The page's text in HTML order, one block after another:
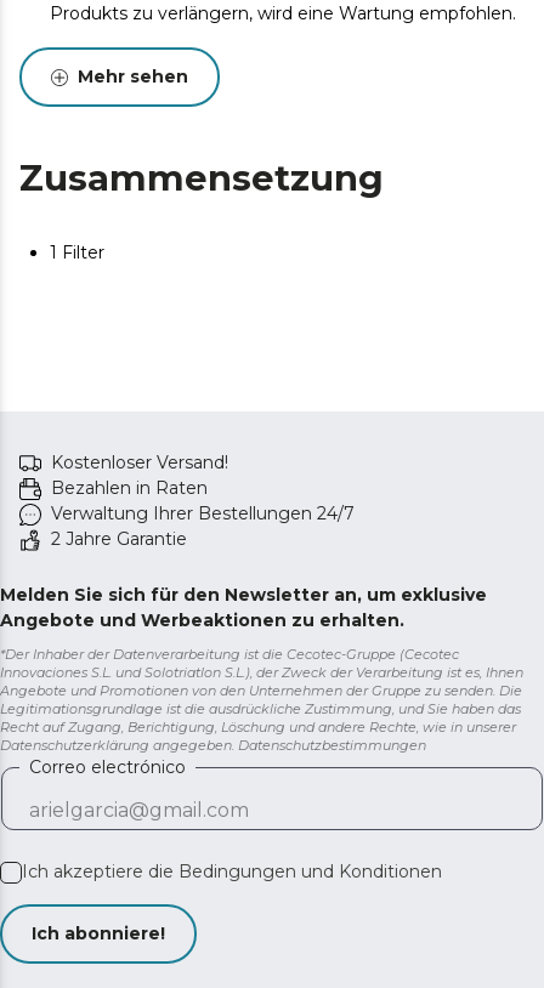
Produkts zu verlängern, wird eine Wartung empfohlen.
Mehr sehen
Zusammensetzung
1 Filter
Kostenloser Versand!
Bezahlen in Raten
Verwaltung Ihrer Bestellungen 24/7
2 Jahre Garantie
Melden Sie sich für den Newsletter an, um exklusive
Angebote und Werbeaktionen zu erhalten.
*Der Inhaber der Datenverarbeitung ist die Cecotec-Gruppe (Cecotec
Innovaciones S.L. und Solotriatlon S.L.), der Zweck der Verarbeitung ist es, Ihnen
Angebote und Promotionen von den Unternehmen der Gruppe zu senden. Die
Legitimationsgrundlage ist die ausdrückliche Zustimmung, und Sie haben das
Recht auf Zugang, Berichtigung, Löschung und andere Rechte, wie in unserer
Datenschutzerklärung angegeben. Datenschutzbestimmungen
Correo electrónico
Ich akzeptiere die Bedingungen und Konditionen
Ich abonniere!